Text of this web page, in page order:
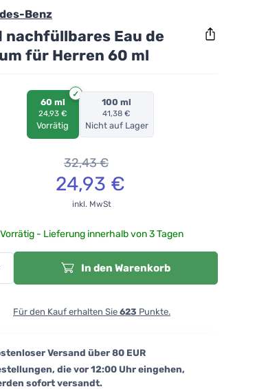
Benz
nachfüllbares Eau de
für Herren 60 ml
60 ml
24,93 €
Vorrätig
100 ml
41,38 €
Nicht auf Lager
32,43€
24,93 €
inkl. MwSt
Vorrätig - Lieferung innerhalb von 3 Tagen
In den Warenkorb
Für den Kauf erhalten Sie 623 Punkte.
Versand über 80 EUR
die vor 12:00 Uhr eingehen,
sofort versandt.